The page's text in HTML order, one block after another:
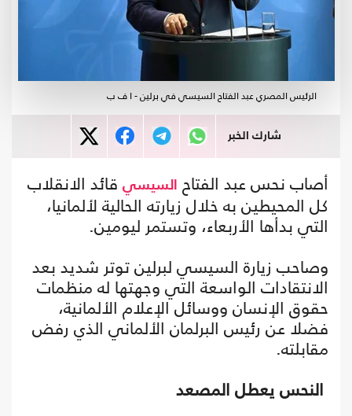
الرئيس المصري عبد الفتاح السيسي في برلين - ا ف ب
شارك الخبر
أصاب نحس عبد الفتاح السيسي قائد الانقلاب
كل المحيطين به خلال زيارته الحالية لألمانيا،
التي بدأها الأربعاء، وتستمر ليومين.
وصاحب زيارة السيسي لبرلين توتر شديد بعد
الانتقادات الواسعة التي وجهتها له منظمات
حقوق الإنسان ووسائل الإعلام الألمانية،
فضلا عن رئيس البرلمان الألماني الذي رفض
مقابلته.
النحس يعطل المصعد